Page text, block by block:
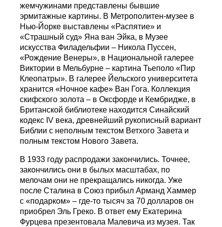
жемчужинами представлены бывшие
эрмитажные картины. В Метрополитен-музее в
Нью-Йорке выставлены «Распятие» и
«Страшный суд» Яна ван Эйка, в Музее
искусства Филадельфии – Никола Пуссен,
«Рождение Венеры», в Национальной галерее
Виктории в Мельбурне – картина Тьеполо «Пир
Клеопатры». В галерее Йельского университета
хранится «Ночное кафе» Ван Гога. Коллекция
скифского золота – в Оксфорде и Кембридже, в
Британской библиотеке находится Синайский
кодекс IV века, древнейший рукописный вариант
Библии с неполным текстом Ветхого Завета и
полным текстом Нового Завета.
В 1933 году распродажи закончились. Точнее,
закончились они в былых масштабах, по
мелочам они не прекращались никогда. Уже
после Сталина в Союз прибыл Арманд Хаммер
с «подарком» – где-то тысяч за 70 долларов он
приобрел Эль Греко. В ответ ему Екатерина
Фурцева презентовала Малевича из музея. Так